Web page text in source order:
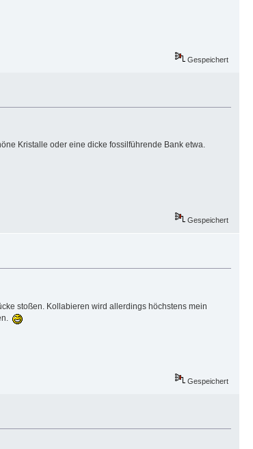
Gespeichert
Kristalle oder eine dicke fossilführende Bank etwa.
Gespeichert
stoßen. Kollabieren wird allerdings höchstens mein
Gespeichert